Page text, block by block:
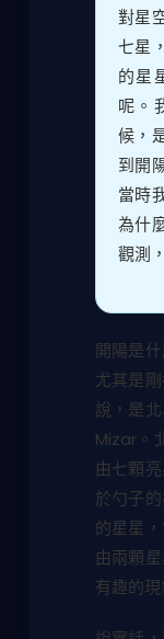
對星
七星
的星
呢。
候，
到開
當時
為什
觀測
開陽是
尤其是
說，是
Mizar。
由七顆
於勺子
的星星
由兩顆
有趣的現